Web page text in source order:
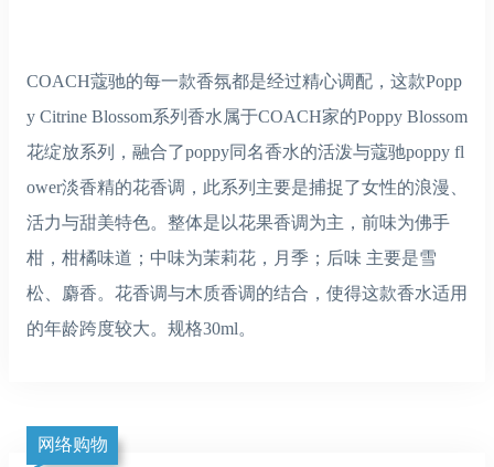
COACH蔻驰的每一款香氛都是经过精心调配，这款Popp
y Citrine Blossom系列香水属于COACH家的Poppy Blossom
花绽放系列，融合了poppy同名香水的活泼与蔻驰poppy fl
ower淡香精的花香调，此系列主要是捕捉了女性的浪漫、
活力与甜美特色。整体是以花果香调为主，前味为佛手
柑，柑橘味道；中味为茉莉花，月季；后味 主要是雪
松、麝香。花香调与木质香调的结合，使得这款香水适用
的年龄跨度较大。规格30ml。
网络购物